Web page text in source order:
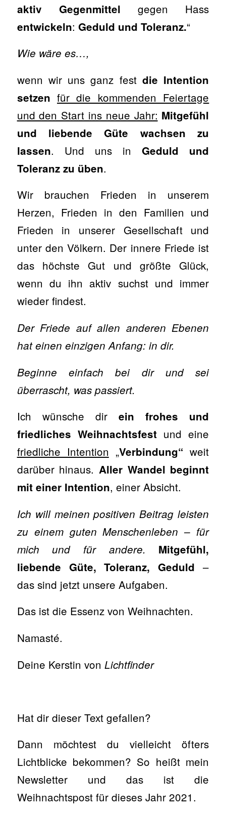
aktiv Gegenmittel gegen Hass
entwickeln: Geduld und Toleranz.“
Wie wäre es…,
wenn wir uns ganz festdie Intention
setzenfür die kommenden Feiertage
und den Start ins neue Jahr: Mitgefühl
und liebende Güte wachsen zu
lassen. Und uns inGeduld und
Toleranz zu üben.
Wir brauchen Frieden in unserem
Herzen, Frieden in den Familien und
Frieden in unserer Gesellschaft und
unter den Völkern. Der innere Friede ist
das höchste Gut und größte Glück,
wenn du ihn aktiv suchst und immer
wieder findest.
Der Friede auf allen anderen Ebenen
hat einen einzigen Anfang: in dir.
Beginne einfach bei dir und sei
überrascht, was passiert.
Ich wünsche direin frohes und
friedliches Weihnachtsfestund eine
friedliche Intention „Verbindung“weit
darüber hinaus. Aller Wandel beginnt
mit einer Intention, einer Absicht.
Ich will meinen positiven Beitrag leisten
zu einem guten Menschenleben – für
mich und für andere.
Mitgefühl,
liebende Güte, Toleranz, Geduld –
das sind jetzt unsere Aufgaben.
Das ist die Essenz von Weihnachten.
Namasté.
Deine Kerstin von Lichtfinder
Hat dir dieser Text gefallen?
Dann möchtest du vielleicht öfters
Lichtblicke bekommen? So heißt mein
Newsletter und das ist die
Weihnachtspost für dieses Jahr 2021.